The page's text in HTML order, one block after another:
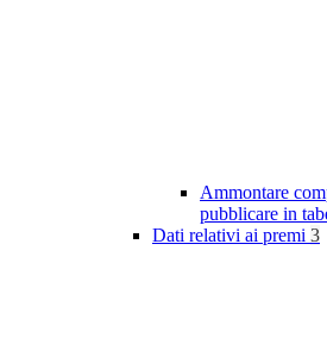
Ammontare
pubblicare in
Dati relativi ai premi 3